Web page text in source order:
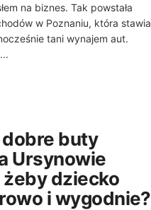
na biznes. Tak powstała
w Poznaniu, która stawia
tani wynajem aut.
buty
Ursynowie
żeby dziecko
i wygodnie?